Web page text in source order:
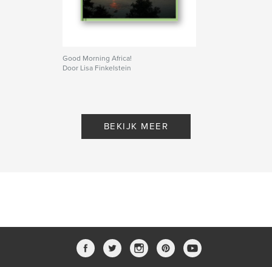
Good Morning Africa!
Door Lisa Finkelstein
BEKIJK MEER